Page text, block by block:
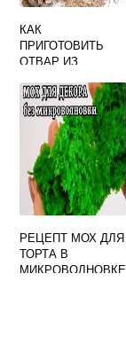
КАК
ПРИГОТОВИТЬ
ОТВАР ИЗ
РЕЦЕПТ МОХ ДЛЯ
ТОРТА В
МИКРОВОЛНОВКЕ